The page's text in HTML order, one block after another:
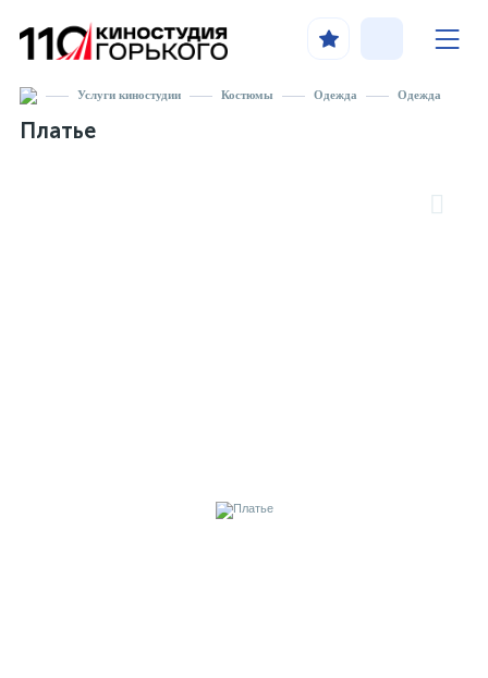
Услуги киностудии Костюмы Одежда Одежда
Платье